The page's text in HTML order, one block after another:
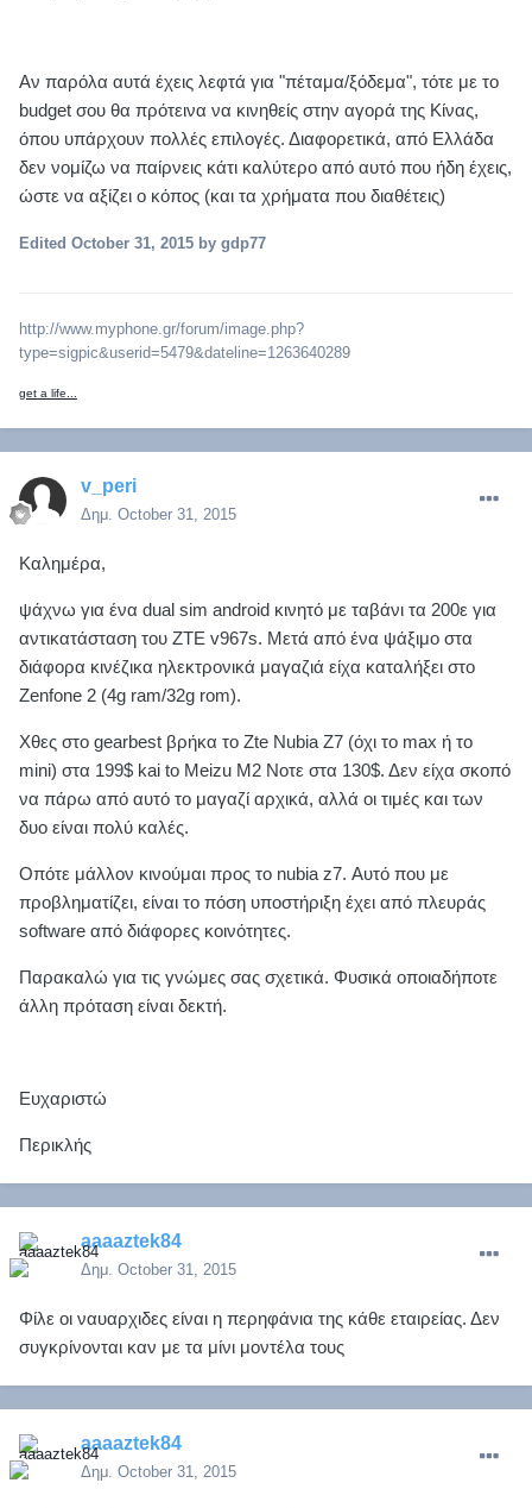
Αν παρόλα αυτά έχεις λεφτά για "πέταμα/ξόδεμα", τότε με το
budget σου θα πρότεινα να κινηθείς στην αγορά της Κίνας,
όπου υπάρχουν πολλές επιλογές. Διαφορετικά, από Ελλάδα
δεν νομίζω να παίρνεις κάτι καλύτερο από αυτό που ήδη έχεις,
ώστε να αξίζει ο κόπος (και τα χρήματα που διαθέτεις)
Edited October 31, 2015 by gdp77
http://www.myphone.gr/forum/image.php?
type=sigpic&userid=5479&dateline=1263640289
get a life...
v_peri
Δημ. October 31, 2015
Καλημέρα,
ψάχνω για ένα dual sim android κινητό με ταβάνι τα 200ε για
αντικατάσταση του ZTE v967s. Μετά από ένα ψάξιμο στα
διάφορα κινέζικα ηλεκτρονικά μαγαζιά είχα καταλήξει στο
Zenfone 2 (4g ram/32g rom).
Χθες στο gearbest βρήκα το Zte Nubia Z7 (όχι το max ή το
mini) στα 199$ kai to Meizu Μ2 Νοτε στα 130$. Δεν είχα σκοπό
να πάρω από αυτό το μαγαζί αρχικά, αλλά οι τιμές και των
δυο είναι πολύ καλές.
Οπότε μάλλον κινούμαι προς το nubia z7. Αυτό που με
προβληματίζει, είναι το πόση υποστήριξη έχει από πλευράς
software από διάφορες κοινότητες.
Παρακαλώ για τις γνώμες σας σχετικά. Φυσικά οποιαδήποτε
άλλη πρόταση είναι δεκτή.
Ευχαριστώ
Περικλής
aaaaztek84
Δημ. October 31, 2015
Φίλε οι ναυαρχιδες είναι η περηφάνια της κάθε εταιρείας. Δεν
συγκρίνονται καν με τα μίνι μοντέλα τους
aaaaztek84
Δημ. October 31, 2015